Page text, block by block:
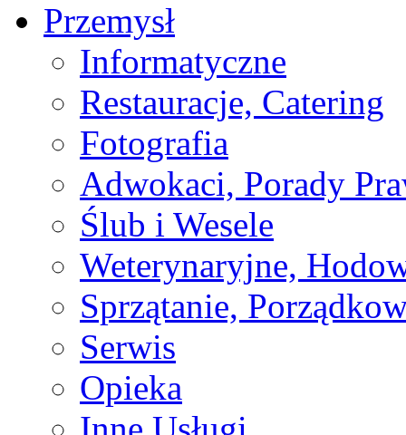
Przemysł
Informatyczne
Restauracje, Catering
Fotografia
Adwokaci, Porady
Ślub i Wesele
Weterynaryjne,
Sprzątanie,
Serwis
Opieka